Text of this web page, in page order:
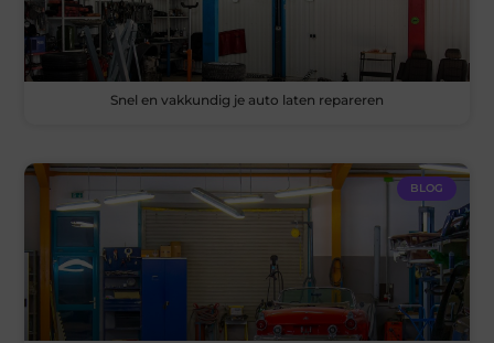
Snel en vakkundig je auto laten repareren
BLOG